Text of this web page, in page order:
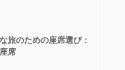
旅のための座席選び：
席